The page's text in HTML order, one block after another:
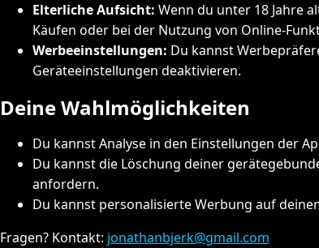
Elterliche Aufsicht: Wenn du unter 18 Jahre
Käufen oder bei der Nutzung von Online-
Werbeeinstellungen: Du kannst
Geräteeinstellungen deaktivieren.
Deine Wahlmöglichkeiten
Du kannst Analyse in den Einstellungen der
Du kannst die Löschung deiner
anfordern.
Du kannst personalisierte Werbung auf
Fragen? Kontakt: jonathanbjerk@gmail.com